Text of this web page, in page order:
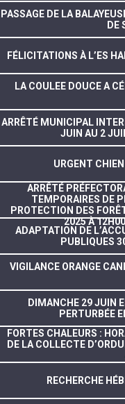
PASSAGE DE LA
DE
FÉLICITATIONS À L’ES
LA COULEE DOUCE A
ARRÊTÉ MUNICIPAL
JUIN AU 2
URGENT
ARRÊTÉ
TEMPORAIRES DE
PROTECTION DES
2025 À
ADAPTATION DE
PUBLIQUES
VIGILANCE ORANGE
DIMANCHE 29 JUIN
PERTURBÉE
FORTES CHALEURS :
DE LA COLLECTE
RECHERCHE